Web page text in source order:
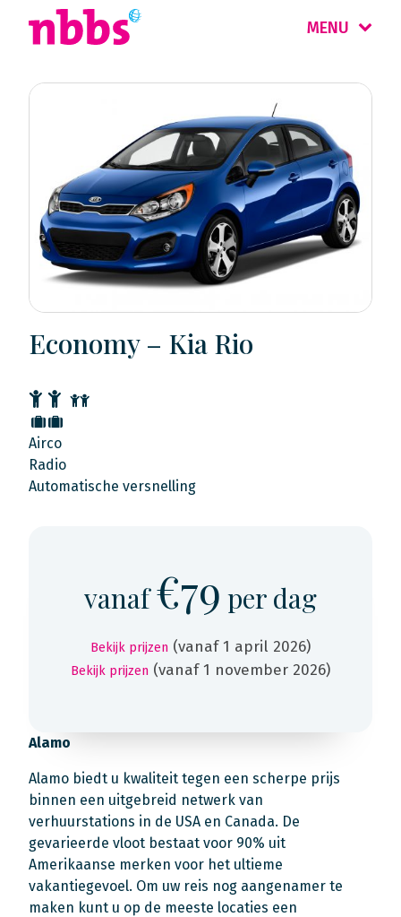
MENU
Economy – Kia Rio
Airco
Radio
Automatische versnelling
vanaf€79 per dag
Bekijk prijzen (vanaf 1 april 2026)
Bekijk prijzen (vanaf 1 november 2026)
Alamo
Alamo biedt u kwaliteit tegen een scherpe prijs
binnen een uitgebreid netwerk van
verhuurstations in de USA en Canada. De
gevarieerde vloot bestaat voor 90% uit
Amerikaanse merken voor het ultieme
vakantiegevoel. Om uw reis nog aangenamer te
maken kunt u op de meeste locaties een